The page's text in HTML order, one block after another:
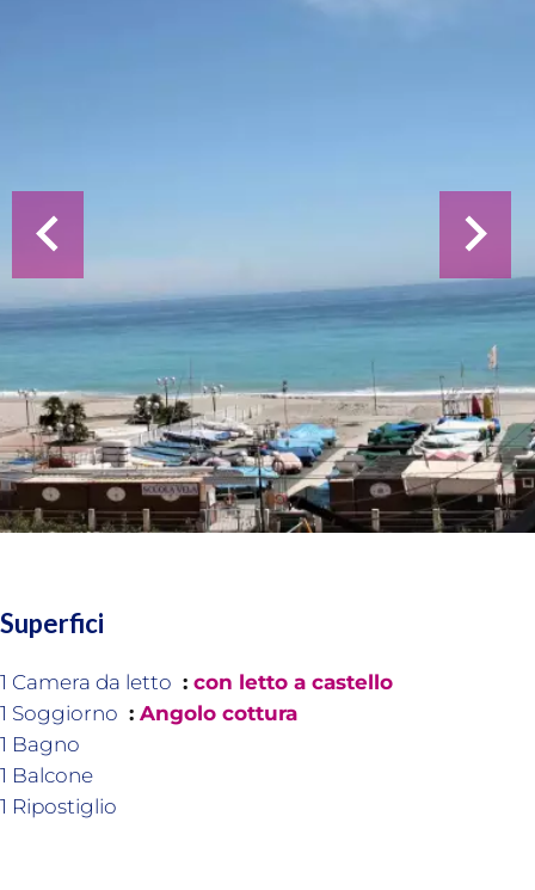
Superfici
1 Camera da letto
con letto a castello
1 Soggiorno
Angolo cottura
1 Bagno
1 Balcone
1 Ripostiglio